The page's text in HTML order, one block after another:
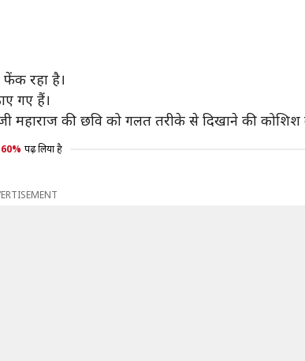
रहा है।
गए हैं।
महाराज की छवि को गलत तरीके से दिखाने की कोशिश
60% पढ़ लिया है